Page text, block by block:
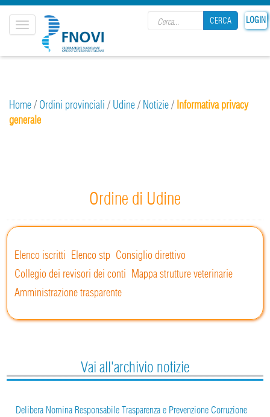
LOGIN
CERCA
Toggle
navigation
Home/ Ordini provinciali / Udine/ Notizie/ Informativa privacy
generale
Ordine di Udine
Elenco iscritti Elenco stp Consiglio direttivo
Collegio dei revisori dei conti Mappa strutture veterinarie
Amministrazione trasparente
Vai all'archivio notizie
Delibera Nomina Responsabile Trasparenza e Prevenzione Corruzione